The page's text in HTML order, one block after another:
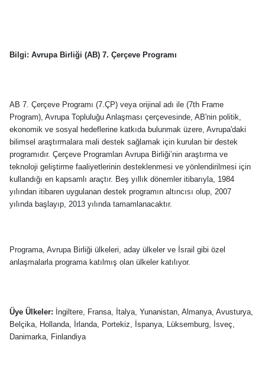
Bilgi: Avrupa Birliği (AB) 7. Çerçeve Programı
AB 7. Çerçeve Programı (7.ÇP) veya orijinal adı ile (7th Frame
Program), Avrupa Topluluğu Anlaşması çerçevesinde, AB'nin politik,
ekonomik ve sosyal hedeflerine katkıda bulunmak üzere, Avrupa'daki
bilimsel araştırmalara mali destek sağlamak için kurulan bir destek
programıdır. Çerçeve Programları Avrupa Birliği’nin araştırma ve
teknoloji geliştirme faaliyetlerinin desteklenmesi ve yönlendirilmesi için
kullandığı en kapsamlı araçtır. Beş yıllık dönemler itibarıyla, 1984
yılından itibaren uygulanan destek programın altıncısı olup, 2007
yılında başlayıp, 2013 yılında tamamlanacaktır.
Programa, Avrupa Birliği ülkeleri, aday ülkeler ve İsrail gibi özel
anlaşmalarla programa katılmış olan ülkeler katılıyor.
Üye Ülkeler: İngiltere, Fransa, İtalya, Yunanistan, Almanya, Avusturya,
Belçika, Hollanda, İrlanda, Portekiz, İspanya, Lüksemburg, İsveç,
Danimarka, Finlandiya